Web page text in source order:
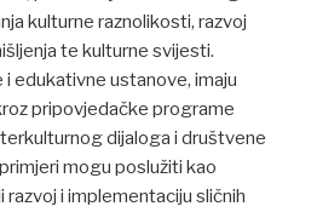
kulturne raznolikosti, razvoj
te kulturne svijesti.
i edukativne ustanove, imaju
pripovjedačke programe
dijaloga i društvene
mogu poslužiti kao
razvoj i implementaciju sličnih